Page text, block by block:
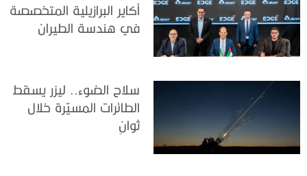
أكاير البرازيلية المتخصصة
في هندسة الطيران
سلاح الضوء.. ليزر يسقط
الطائرات المسيّرة خلال
ثوانٍ